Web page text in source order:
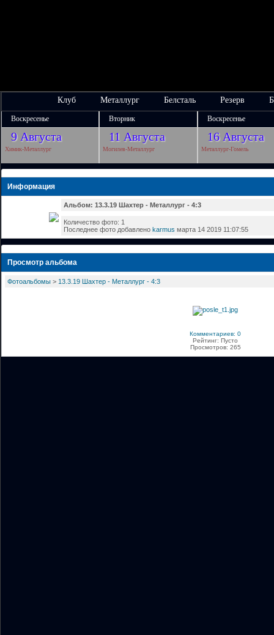
Клуб Металлург Белсталь Резерв
Воскресенье Вторник Воскресенье
9 Августа 11 Августа 16 Августа
Химик-Металлург Могилев-Металлург Металлург-Гомель
Информация
Альбом: 13.3.19 Шахтер - Металлург - 4:3
Количество фото: 1
Последнее фото добавлено karmus марта 14 2019 11:07:55
Просмотр альбома
Фотоальбомы > 13.3.19 Шахтер - Металлург - 4:3
Комментариев: 0
Рейтинг: Пусто
Просмотров: 265